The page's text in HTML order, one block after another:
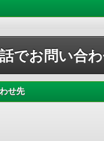
でお問い合
せ先